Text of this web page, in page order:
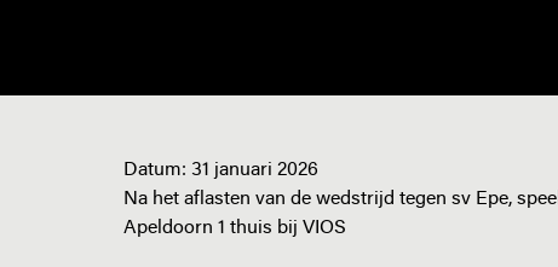
Datum: 31 januari 2026
Na het aflasten van de wedstrijd tegen sv Epe,
Apeldoorn 1 thuis bij VIOS